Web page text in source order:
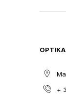
THE
THE
+